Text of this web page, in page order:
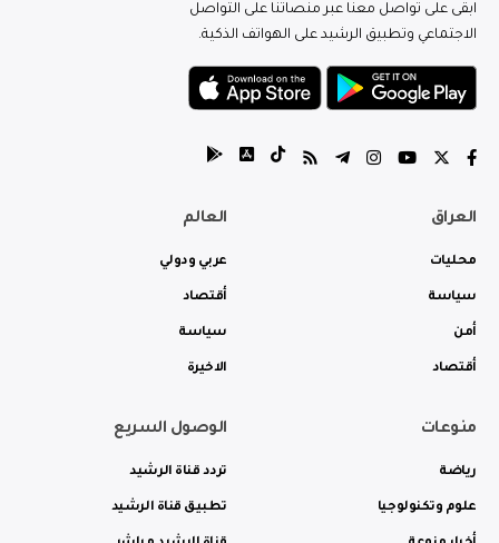
ابقى على تواصل معنا عبر منصاتنا على التواصل
الاجتماعي وتطبيق الرشيد على الهواتف الذكية.
العراق
محليات
سياسة
أمن
أقتصاد
العالم
عربي ودولي
أقتصاد
سياسة
الاخيرة
منوعات
رياضة
علوم وتكنولوجيا
الوصول السريع
تردد قناة الرشيد
تطبيق قناة الرشيد